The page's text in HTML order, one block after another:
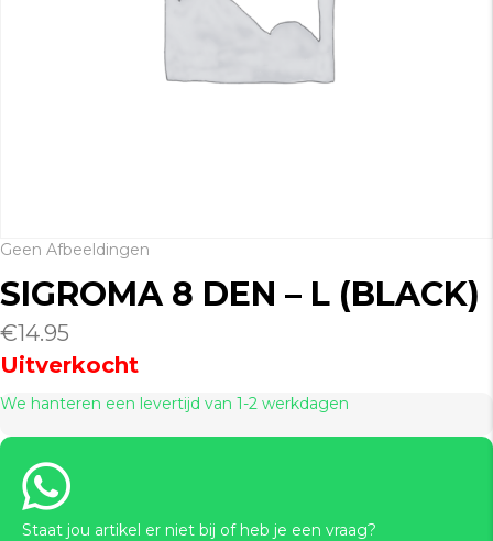
Geen Afbeeldingen
SIGROMA 8 DEN – L (BLACK)
€14.95
Uitverkocht
We hanteren een levertijd van 1-2 werkdagen
Staat jou artikel er niet bij of heb je een vraag?